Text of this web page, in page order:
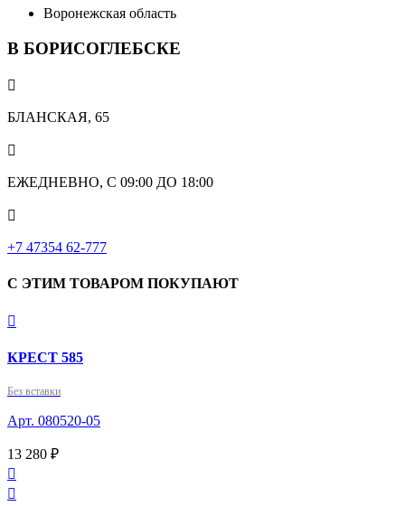
Воронежская область
В БОРИСОГЛЕБСКЕ

БЛАНСКАЯ, 65

ЕЖЕДНЕВНО, С 09:00 ДО 18:00

‎+7 47354 62-777
С ЭТИМ ТОВАРОМ ПОКУПАЮТ

КРЕСТ 585
Без вставки
Арт. 080520-05
13 280 ₽

